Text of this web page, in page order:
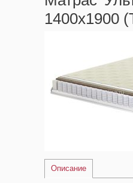
1400х1900
Описание